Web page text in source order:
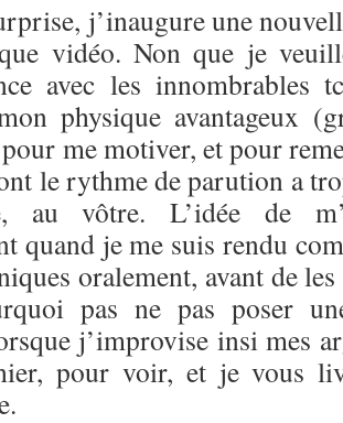
j’inaugure une
vidéo. Non que je
avec les innombrables
physique avantageux
me motiver, et pour
le rythme de parution a
au vôtre. L’idée de
quand je me suis rendu
oralement, avant de
pas ne pas poser
j’improvise insi mes
pour voir, et je vous